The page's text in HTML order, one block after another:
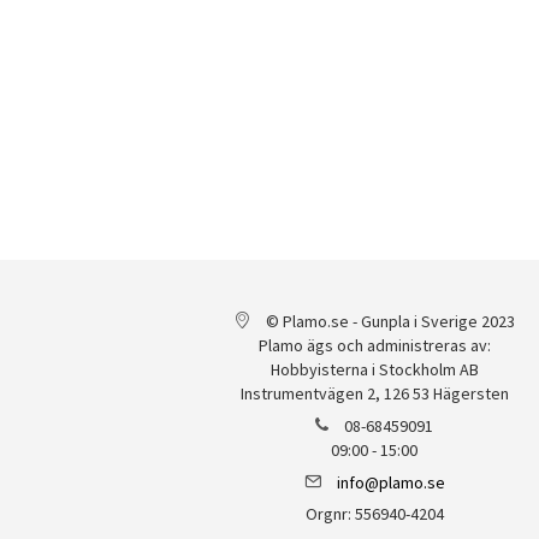
© Plamo.se - Gunpla i Sverige 2023
Plamo ägs och administreras av:
Hobbyisterna i Stockholm AB
Instrumentvägen 2, 126 53 Hägersten
08-68459091
09:00 - 15:00
info@plamo.se
Orgnr: 556940-4204